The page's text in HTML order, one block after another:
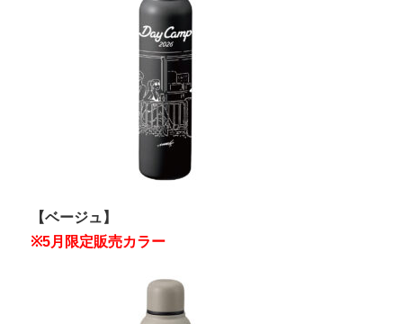
【ベージュ】
※5月限定販売カラー